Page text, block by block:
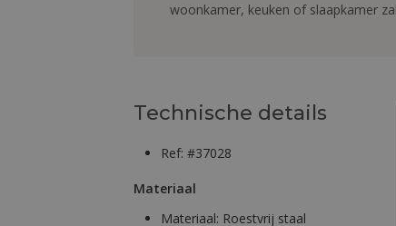
woonkamer, keuken of slaapkamer
Technische details
Ref: #37028
Materiaal
Materiaal: Roestvrij staal